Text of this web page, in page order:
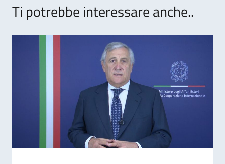
Ti potrebbe interessare anche..